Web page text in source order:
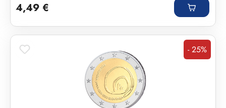
4,49 €
Rabatt
- 25%